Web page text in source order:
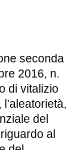
seconda
2016, n.
di vitalizio
del
al